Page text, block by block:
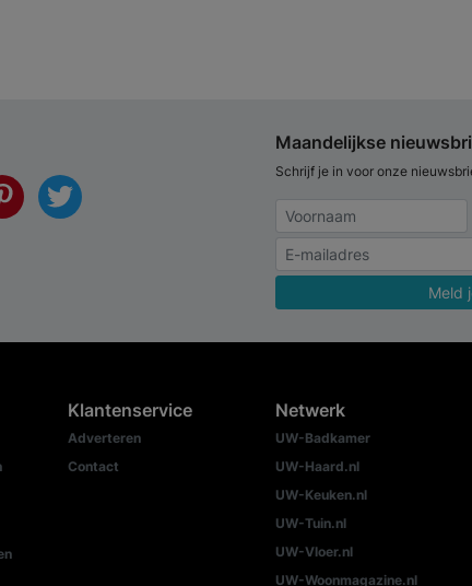
Maandelijkse
Schrijf je in voor onze
Meld
Klantenservice
Adverteren
Contact
Netwerk
UW-Badkamer
UW-Haard.nl
UW-Keuken.nl
UW-Tuin.nl
UW-Vloer.nl
UW-Woonmagazine.nl